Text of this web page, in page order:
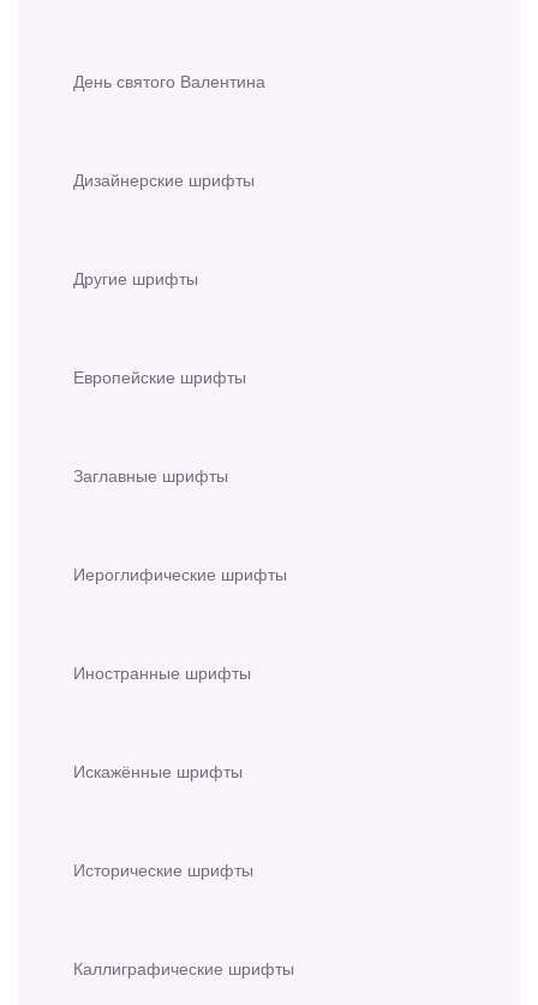
День святого Валентина
Дизайнерские шрифты
Другие шрифты
Европейские шрифты
Заглавные шрифты
Иероглифические шрифты
Иностранные шрифты
Искажённые шрифты
Исторические шрифты
Каллиграфические шрифты